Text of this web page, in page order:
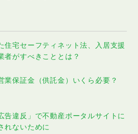
住宅セーフティネット法、入居支援
者がすべきこととは？
業保証金（供託金）いくら必要？
告違反」で不動産ポータルサイトに
れないために